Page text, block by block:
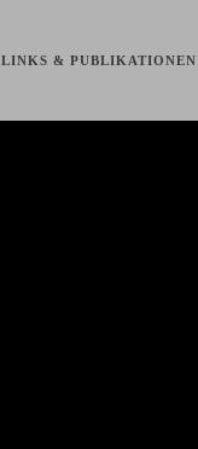
LINKS & PUBLIKATIONEN